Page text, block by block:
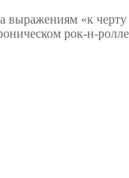
выражениям «к
рок-н-